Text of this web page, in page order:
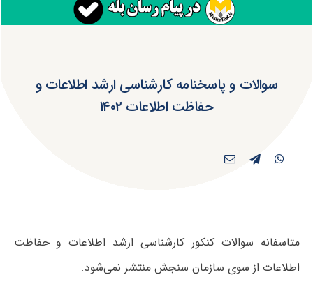
سوالات و پاسخنامه کارشناسی ارشد اطلاعات و
حفاظت اطلاعات ۱۴۰۲
متاسفانه سوالات کنکور کارشناسی ارشد اطلاعات و حفاظت
اطلاعات از سوی سازمان سنجش منتشر نمی‌شود.